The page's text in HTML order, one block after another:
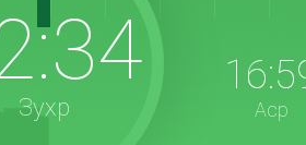
Зухр Аср